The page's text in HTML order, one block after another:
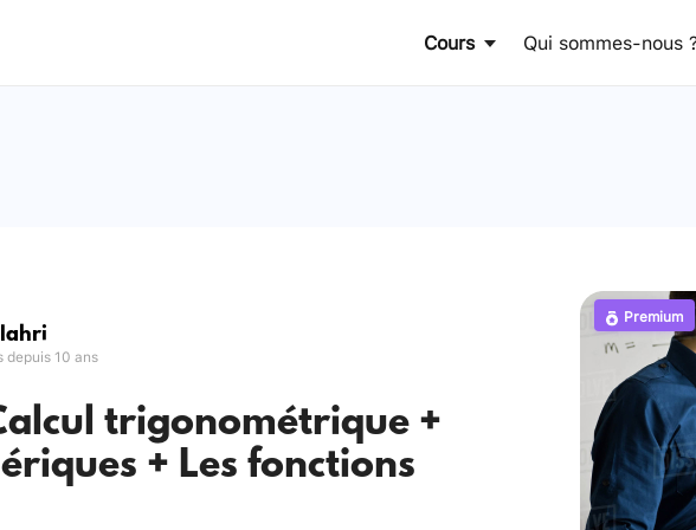
Cours Qui sommes-nous
depuis 10 ans
trigonométrique +
+ Les fonctions
Premium